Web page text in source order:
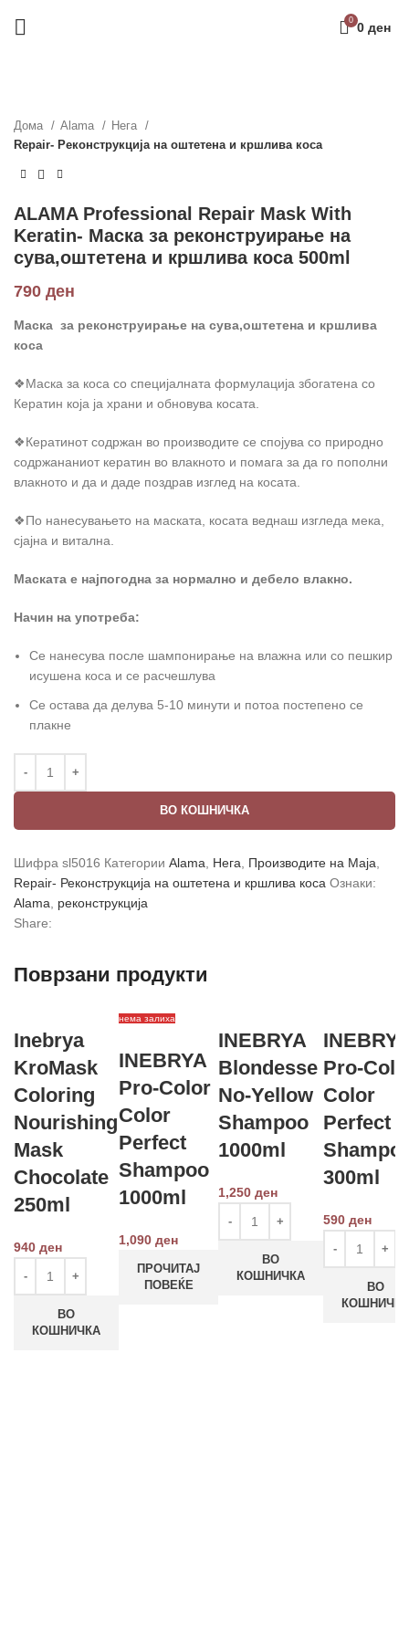
0 0 ден
Дома Alama
Нега
Repair- Реконструкција на оштетена и кршлива коса
ALAMA Professional Repair Mask With
Keratin- Маска за реконструирање на
сува,оштетена и кршлива коса 500ml
790 ден
Маска за реконструирање на сува,оштетена и кршлива
коса
❖Маска за коса со специјалната формулација збогатена со
Кератин која ја храни и обновува косата.
❖Кератинот содржан во производите се спојува со природно
содржананиот кератин во влакното и помага за да го пополни
влакното и да и даде поздрав изглед на косата.
❖По нанесувањето на маската, косата веднаш изгледа мека,
сјајна и витална.
Маската е најпогодна за нормално и дебело влакно.
Начин на употреба:
Се нанесува после шампонирање на влажна или со пешкир
исушена коса и се расчешлува
Се остава да делува 5-10 минути и потоа постепено се
плакне
ВО КОШНИЧКА
Шифра sl5016 Категории Alama Нега Производите на Маја
Repair- Реконструкција на оштетена и кршлива коса Ознаки:
Alama
реконструкција
Share:
Поврзани продукти
Inebrya
KroМask
Coloring
Nourishing
Mask
Chocolate
250ml
940 ден
ВО
КОШНИЧКА
нема залиха
INEBRYA
Pro-Color
Color
Perfect
Shampoo
1000ml
1,090 ден
ПРОЧИТАЈ
ПОВЕЌЕ
INEBRYA
Blondesse
No-Yellow
Shampoo
1000ml
1,250 ден
ВО
КОШНИЧКА
Pro-
Color
Perfect
300ml
590 ден
ВО
КОШНИЧКА